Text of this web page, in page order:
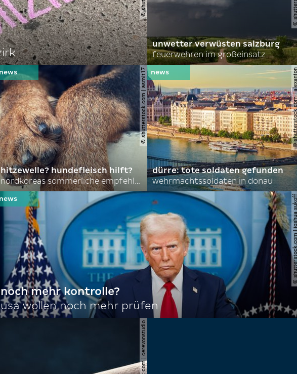
unwetter verwüsten salzburg
feuerwehren im großeinsatz
© shutterstock.com | asmit17
hitzewelle? hundefleisch hilft?
nordkoreas sommerliche empfehlungen
©
dürre: tote soldaten gefunden
wehrmachtssoldaten in donau
©
noch mehr kontrolle?
usa wollen noch mehr prüfen